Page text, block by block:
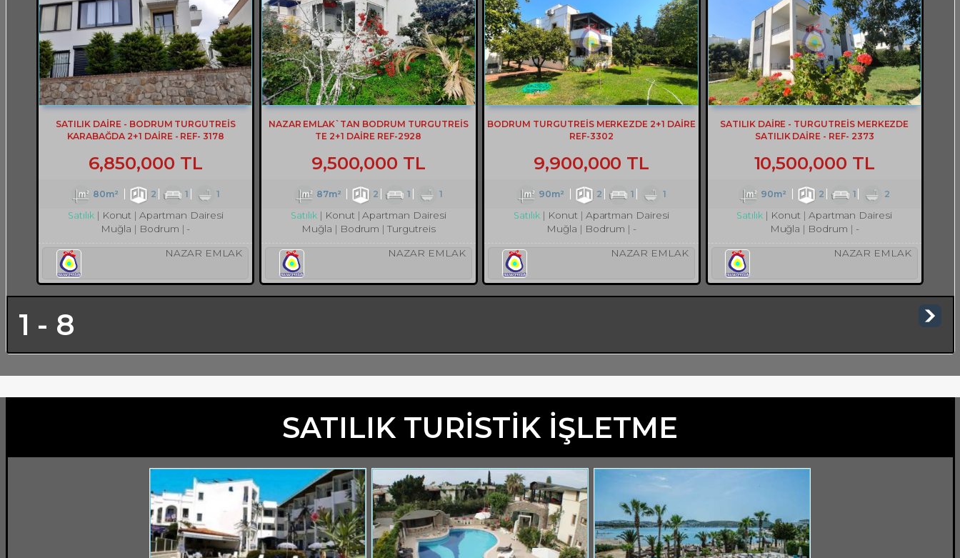
SATILIK DAİRE - BODRUM TURGUTREİS
KARABAĞDA 2+1 DAİRE - REF- 3178
6,850,000 TL
80m² 2 1
1
Satılık
Konut
Apartman Dairesi
Muğla
Bodrum -
NAZAR EMLAK
NAZAR EMLAK`TAN BODRUM TURGUTREİS
TE 2+1 DAİRE REF-2928
9,500,000 TL
87m² 2 1
1
Satılık
Konut
Apartman Dairesi
Muğla
Bodrum Turgutreis
NAZAR EMLAK
BODRUM TURGUTREİS MERKEZDE 2+1 DAİRE
REF-3302
9,900,000 TL
90m² 2 1
1
Satılık
Konut
Apartman Dairesi
Muğla
Bodrum -
NAZAR EMLAK
SATILIK DAİRE - TURGUTREİS MERKEZDE
SATILIK DAİRE - REF- 2373
10,500,000 TL
90m² 2 1
2
Satılık
Konut
Apartman Dairesi
Muğla
Bodrum -
NAZAR EMLAK
1 - 8
SATILIK TURİSTİK İŞLETME